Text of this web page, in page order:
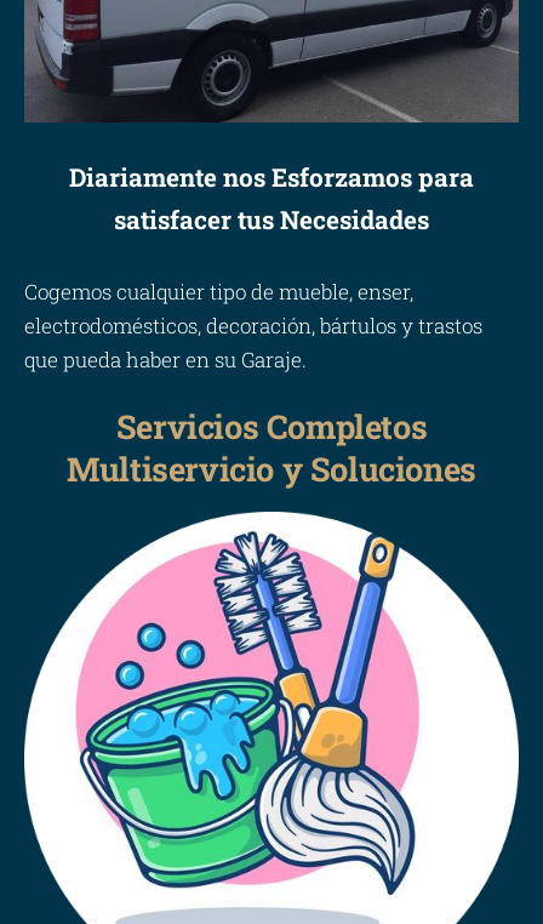
Diariamente nos Esforzamos para
satisfacer tus Necesidades
Cogemos cualquier tipo de mueble, enser,
electrodomésticos, decoración, bártulos y trastos
que pueda haber en su Garaje.
Servicios Completos
Multiservicio y Soluciones